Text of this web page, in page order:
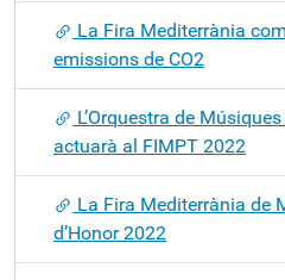
La Fira Mediterrània
emissions de CO2
L’Orquestra de
actuarà al FIMPT 2022
La Fira Mediterrània de
d’Honor 2022